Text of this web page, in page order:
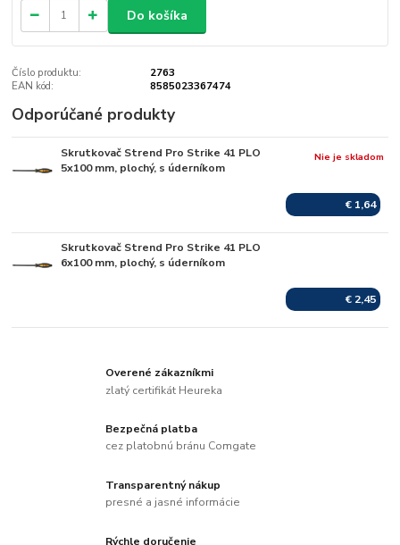
Do košíka
Číslo produktu:
2763
EAN kód:
8585023367474
Odporúčané produkty
Skrutkovač Strend Pro Strike 41 PLO
5x100 mm, plochý, s úderníkom
€ 1,64
Nie je skladom
Skrutkovač Strend Pro Strike 41 PLO
6x100 mm, plochý, s úderníkom
€ 2,45
Overené zákazníkmi
zlatý certifikát Heureka
Bezpečná platba
cez platobnú bránu Comgate
Transparentný nákup
presné a jasné informácie
Rýchle doručenie